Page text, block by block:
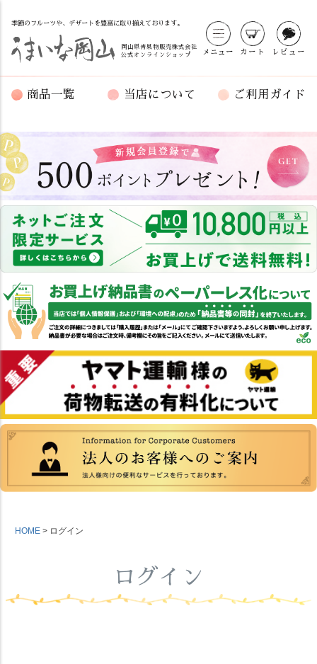
季節のフルーツや、デザートを豊富に取り揃えております。
岡山県青果物販売株式会社
公式オンラインショップ
メニュー カート レビュー
商品一覧 当店について ご利用ガイド
HOME ログイン
ログイン